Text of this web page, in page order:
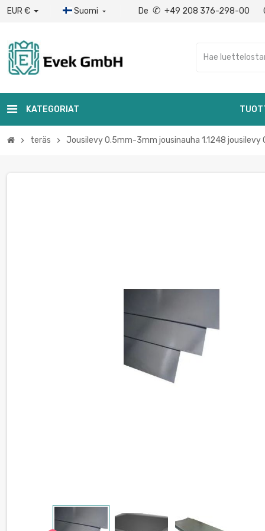
EUR € Suomi  De ✆ +49 208 376-298-00
KATEGORIAT
chevron_right teräs chevron_right Jousilevy 0.5mm-3mm jousinauha 1.1248